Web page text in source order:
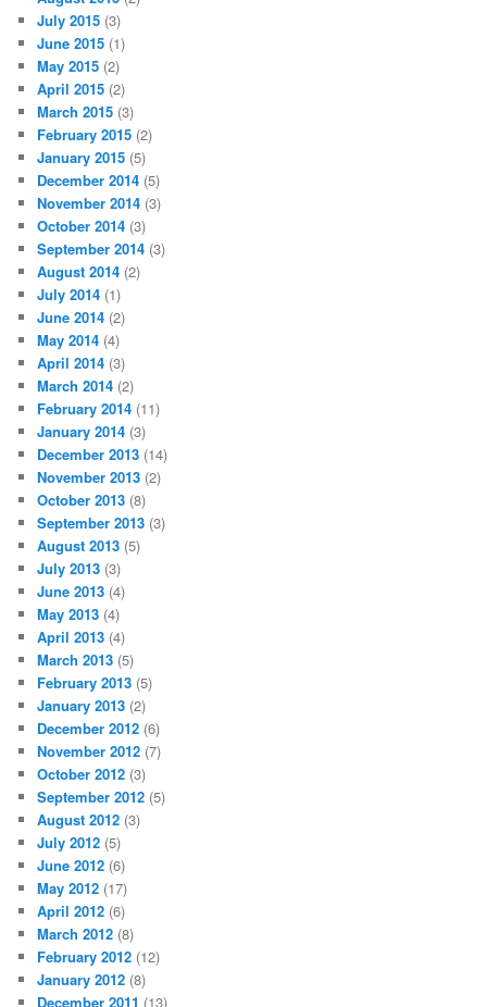
July 2015 (3)
June 2015 (1)
May 2015 (2)
April 2015 (2)
March 2015 (3)
February 2015 (2)
January 2015 (5)
December 2014 (5)
November 2014 (3)
October 2014 (3)
September 2014 (3)
August 2014 (2)
July 2014 (1)
June 2014 (2)
May 2014 (4)
April 2014 (3)
March 2014 (2)
February 2014 (11)
January 2014 (3)
December 2013 (14)
November 2013 (2)
October 2013 (8)
September 2013 (3)
August 2013 (5)
July 2013 (3)
June 2013 (4)
May 2013 (4)
April 2013 (4)
March 2013 (5)
February 2013 (5)
January 2013 (2)
December 2012 (6)
November 2012 (7)
October 2012 (3)
September 2012 (5)
August 2012 (3)
July 2012 (5)
June 2012 (6)
May 2012 (17)
April 2012 (6)
March 2012 (8)
February 2012 (12)
January 2012 (8)
December 2011 (13)